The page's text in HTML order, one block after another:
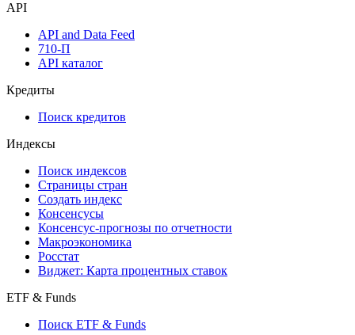
API
API and Data Feed
710-П
API каталог
Кредиты
Поиск кредитов
Индексы
Поиск индексов
Страницы стран
Создать индекс
Консенсусы
Консенсус-прогнозы по отчетности
Макроэкономика
Росстат
Виджет: Карта процентных ставок
ETF & Funds
Поиск ETF & Funds